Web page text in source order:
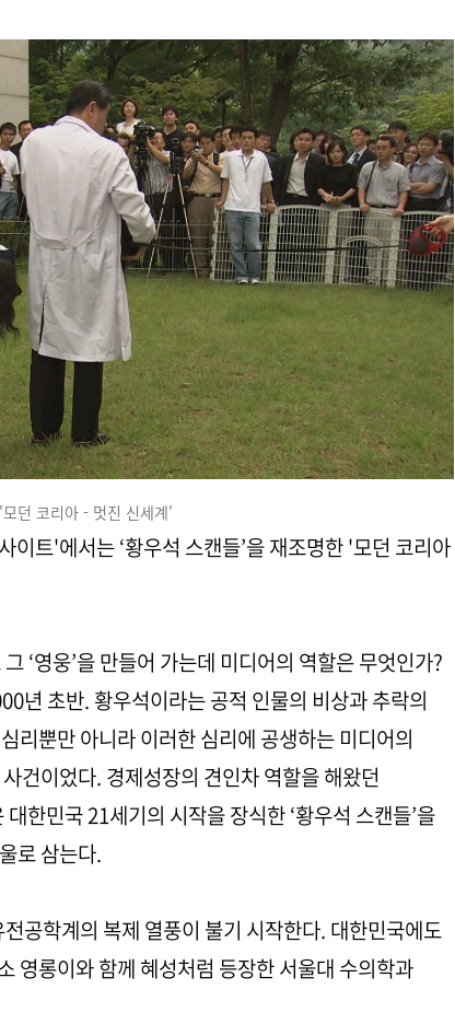
던 코리아 - 멋진 신세계'
트'에서는 ‘황우석 스캔들’을 재조명한 '모던 코리아
‘영웅’을 만들어 가는데 미디어의 역할은 무엇인가?
년 초반. 황우석이라는 공적 인물의 비상과 추락의
리뿐만 아니라 이러한 심리에 공생하는 미디어의
건이었다. 경제성장의 견인차 역할을 해왔던
한민국 21세기의 시작을 장식한 ‘황우석 스캔들’을
로 삼는다.
공학계의 복제 열풍이 불기 시작한다. 대한민국에도
영롱이와 함께 혜성처럼 등장한 서울대 수의학과